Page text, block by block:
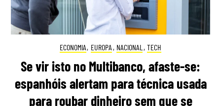
ECONOMIA, EUROPA , NACIONAL , TECH
Se vir isto no Multibanco, afaste-se:
espanhóis alertam para técnica usada
para roubar dinheiro sem que se